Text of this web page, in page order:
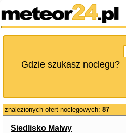
Gdzie szukasz noclegu?
znalezionych ofert noclegowych: 87
Siedlisko Malwy